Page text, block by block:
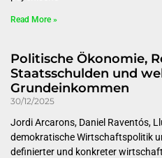
Read More »
Politische Ökonomie,
Staatsschulden und
Grundeinkommen
30/12/2025
Jordi Arcarons, Daniel Raventós,
demokratische Wirtschaftspolitik
definierter und konkreter